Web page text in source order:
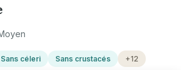
Sans céleri Sans crustacés +12